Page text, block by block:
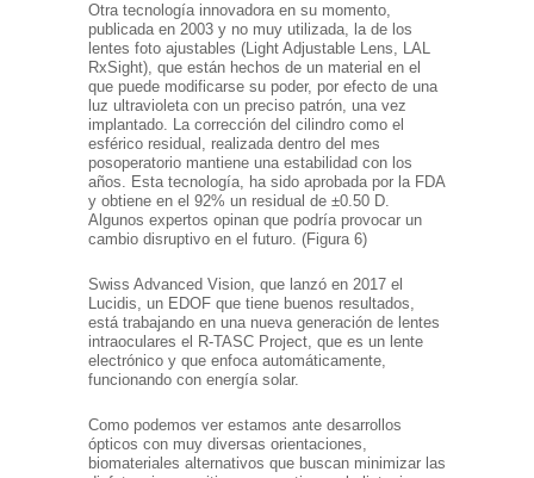
Otra tecnología innovadora en su momento,
publicada en 2003 y no muy utilizada, la de los
lentes foto ajustables (Light Adjustable Lens, LAL
RxSight), que están hechos de un material en el
que puede modificarse su poder, por efecto de una
luz ultravioleta con un preciso patrón, una vez
implantado. La corrección del cilindro como el
esférico residual, realizada dentro del mes
posoperatorio mantiene una estabilidad con los
años. Esta tecnología, ha sido aprobada por la FDA
y obtiene en el 92% un residual de ±0.50 D.
Algunos expertos opinan que podría provocar un
cambio disruptivo en el futuro. (Figura 6)
Swiss Advanced Vision, que lanzó en 2017 el
Lucidis, un EDOF que tiene buenos resultados,
está trabajando en una nueva generación de lentes
intraoculares el R-TASC Project, que es un lente
electrónico y que enfoca automáticamente,
funcionando con energía solar.
Como podemos ver estamos ante desarrollos
ópticos con muy diversas orientaciones,
biomateriales alternativos que buscan minimizar las